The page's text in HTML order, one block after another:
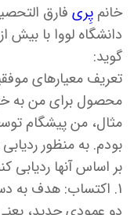
خانم پِری فارق
گوید:
تعریف معیارهای
محصول برای من به
مثال، من پیشگام
بودم. به منظور
بر اساس آنها ردیابی
1. اکتساب: هدف به